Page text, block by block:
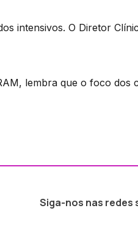
intensivos. O Diretor
lembra que o foco dos
Siga-nos nas redes